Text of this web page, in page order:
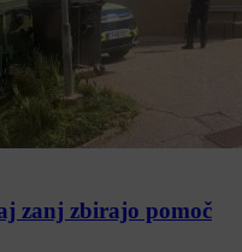
zanj zbirajo pomoč